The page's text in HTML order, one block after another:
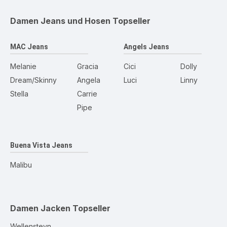
Damen Jeans und Hosen Topseller
MAC Jeans
Melanie
Dream/Skinny
Stella
Gracia
Angela
Carrie
Pipe
Angels Jeans
Cici
Luci
Dolly
Linny
Buena Vista Jeans
Malibu
Damen Jacken Topseller